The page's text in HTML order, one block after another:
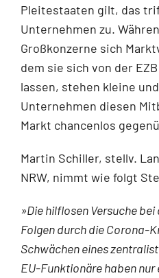
Pleitestaaten gilt, das
Unternehmen zu.
Großkonzerne sich
dem sie sich von der
lassen, stehen kleine
Unternehmen diesen
Markt chancenlos
Martin Schiller, stellv.
NRW, nimmt wie folgt
»Die hilflosen Versuche
Folgen durch die Corona-
Schwächen eines
EU-Funktionäre haben nur